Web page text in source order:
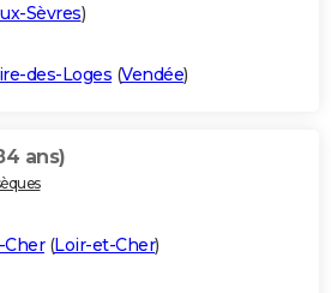
Sèvres)
des-Loges (Vendée)
ans)
Cher(Loir-et-Cher)